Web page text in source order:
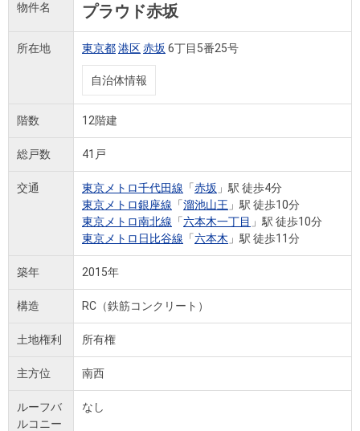
物件名 プラウド赤坂
所在地 東京都港区赤坂 6丁目5番25号
自治体情報
階数 12階建
総戸数 41戸
交通 東京メトロ千代田線 「赤坂 」駅 徒歩4分
東京メトロ銀座線 「溜池山王 」駅 徒歩10分
東京メトロ南北線 「六本木一丁目 」駅 徒歩10分
東京メトロ日比谷線 「六本木 」駅 徒歩11分
築年 2015年
構造 RC（鉄筋コンクリート）
土地権利 所有権
主方位 南西
ルーフバ
ルコニー
なし